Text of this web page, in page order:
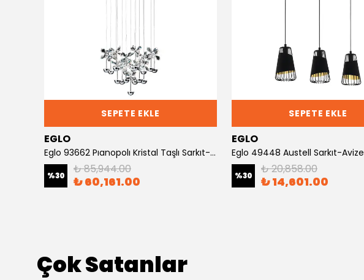
SEPETE EKLE
EGLO
Eglo 93662 Pıanopolı Kristal Taşlı Sarkıt-Avize
%30 ₺ 85,944.00
₺ 60,161.00
SEPETE EKLE
EGLO
Eglo 49448 Austell Sarkıt-Avize
%30 ₺ 20,858.00
₺ 14,601.00
Çok Satanlar